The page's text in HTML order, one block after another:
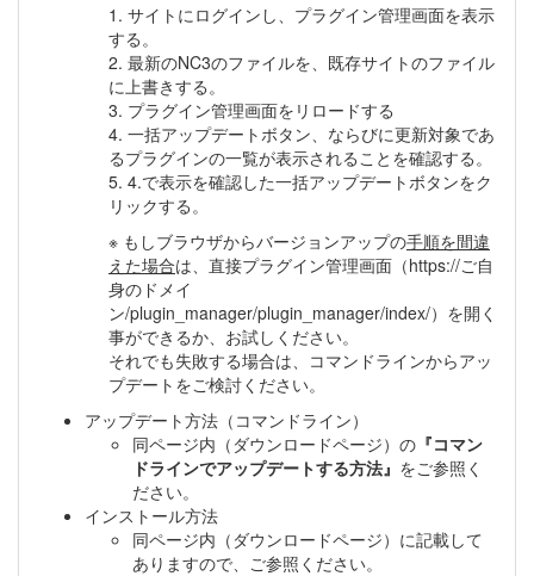
1. サイトにログインし、プラグイン管理画面を表示
する。
2. 最新のNC3のファイルを、既存サイトのファイル
に上書きする。
3. プラグイン管理画面をリロードする
4. 一括アップデートボタン、ならびに更新対象であ
るプラグインの一覧が表示されることを確認する。
5. 4.で表示を確認した一括アップデートボタンをク
リックする。
※ もしブラウザからバージョンアップの手順を間違
えた場合は、直接プラグイン管理画面（https://ご自
身のドメイ
ン/plugin_manager/plugin_manager/index/）を開く
事ができるか、お試しください。
それでも失敗する場合は、コマンドラインからアッ
プデートをご検討ください。
アップデート方法（コマンドライン）
同ページ内（ダウンロードページ）の 『コマン
ドラインでアップデートする方法』 をご参照く
ださい。
インストール方法
同ページ内（ダウンロードページ）に記載して
ありますので、ご参照ください。